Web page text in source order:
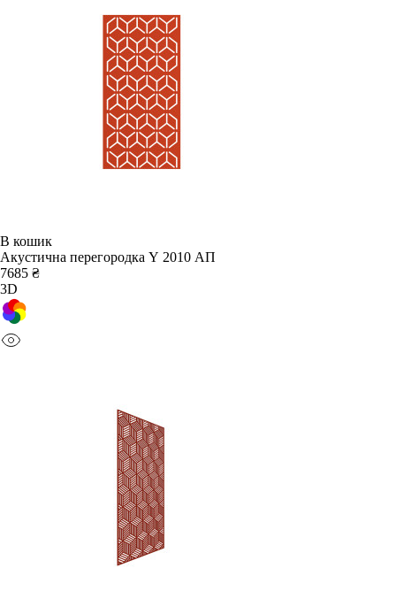
В кошик
Акустична перегородка Y 2010 АП
7685 ₴
3D